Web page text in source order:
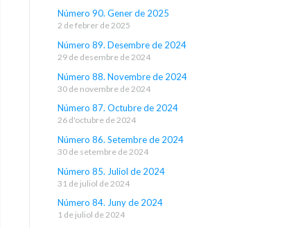
Número 90. Gener de 2025
2 de febrer de 2025
Número 89. Desembre de 2024
29 de desembre de 2024
Número 88. Novembre de 2024
30 de novembre de 2024
Número 87. Octubre de 2024
26 d'octubre de 2024
Número 86. Setembre de 2024
30 de setembre de 2024
Número 85. Juliol de 2024
31 de juliol de 2024
Número 84. Juny de 2024
1 de juliol de 2024